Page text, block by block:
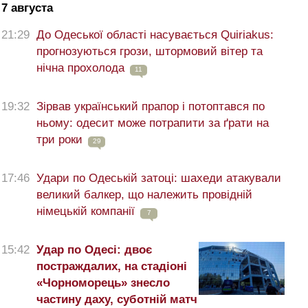
7 августа
21:29 До Одеської області насувається Quiriakus:
прогнозуються грози, штормовий вітер та
нічна прохолода
11
19:32 Зірвав український прапор і потоптався по
ньому: одесит може потрапити за ґрати на
три роки
29
17:46 Удари по Одеській затоці: шахеди атакували
великий балкер, що належить провідній
німецькій компанії
7
15:42 Удар по Одесі: двоє
постраждалих, на стадіоні
«Чорноморець» знесло
частину даху, суботній матч